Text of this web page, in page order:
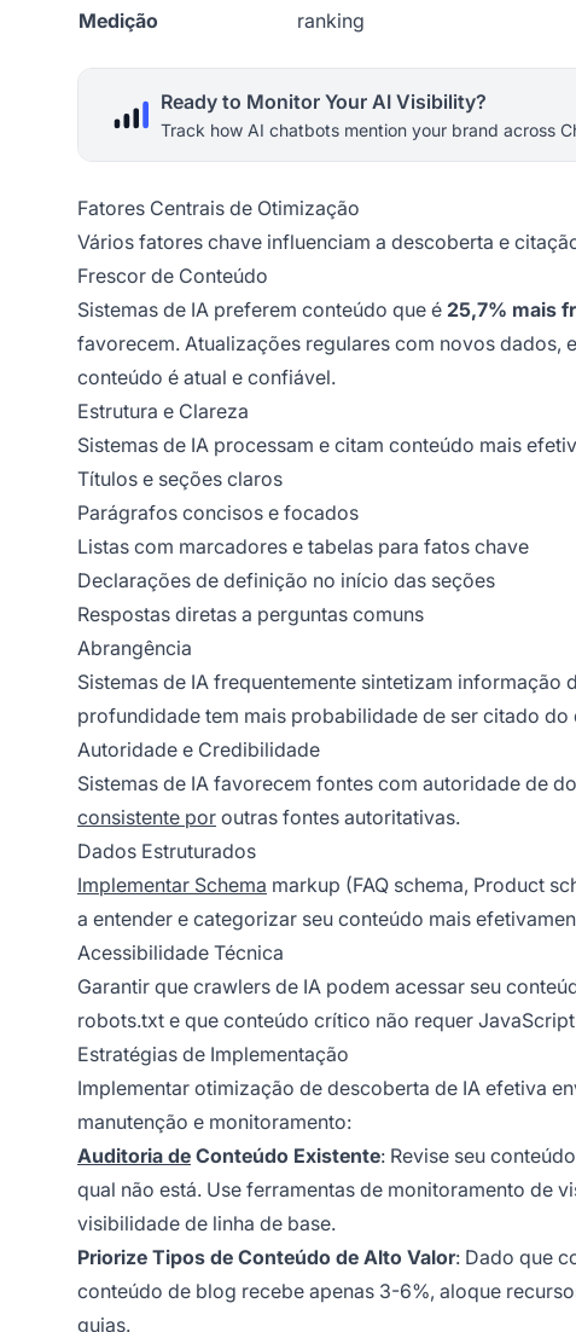
Medição
ranking
Ready to Monitor Your AI Visibility?
Track how AI chatbots mention your brand across
Fatores Centrais de Otimização
Vários fatores chave influenciam a descoberta e
Frescor de Conteúdo
Sistemas de IA preferem conteúdo que é 25,7% mais
favorecem. Atualizações regulares com novos dados,
conteúdo é atual e confiável.
Estrutura e Clareza
Sistemas de IA processam e citam conteúdo mais
Títulos e seções claros
Parágrafos concisos e focados
Listas com marcadores e tabelas para fatos chave
Declarações de definição no início das seções
Respostas diretas a perguntas comuns
Abrangência
Sistemas de IA frequentemente sintetizam
profundidade tem mais probabilidade de ser citado
Autoridade e Credibilidade
Sistemas de IA favorecem fontes com autoridade de
consistente por outras fontes autoritativas.
Dados Estruturados
Implementar Schema markup (FAQ schema, Product
a entender e categorizar seu conteúdo mais
Acessibilidade Técnica
Garantir que crawlers de IA podem acessar seu
robots.txt e que conteúdo crítico não requer
Estratégias de Implementação
Implementar otimização de descoberta de IA efetiva
manutenção e monitoramento:
Auditoria de Conteúdo Existente: Revise seu
qual não está. Use ferramentas de monitoramento de
visibilidade de linha de base.
Priorize Tipos de Conteúdo de Alto Valor: Dado que
conteúdo de blog recebe apenas 3-6%, aloque
guias.